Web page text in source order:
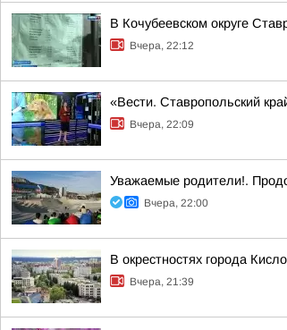
В Кочубеевском округе
Вчера, 22:12
«Вести. Ставропольский
Вчера, 22:09
Уважаемые родители!.
Вчера, 22:00
В окрестностях города
Вчера, 21:39